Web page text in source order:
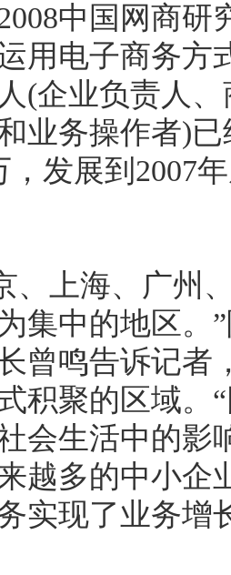
中国网商研
用电子商务方
(企业负责人
业务操作者)已
，发展到2007
上海、广州、
集中的地区。
曾鸣告诉记者
积聚的区域。
会生活中的影
越多的中小企
实现了业务增